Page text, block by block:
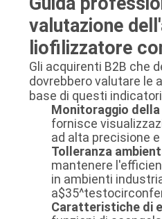
valutazione
liofilizzatore
Gli acquirenti B2B che
dovrebbero valutare le
base di questi
Monitoraggio
fornisce
ad alta precisione
Tolleranza
mantenere
in ambienti
a
Caratteristiche di